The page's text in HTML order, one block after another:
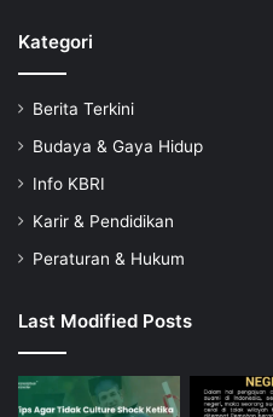
Kategori
Berita Terkini
Budaya & Gaya Hidup
Info KBRI
Karir & Pendidikan
Peraturan & Hukum
Last Modified Posts